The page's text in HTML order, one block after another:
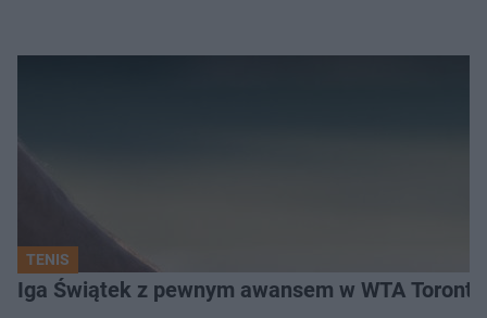
TENIS
Iga Świątek z pewnym awansem w WTA